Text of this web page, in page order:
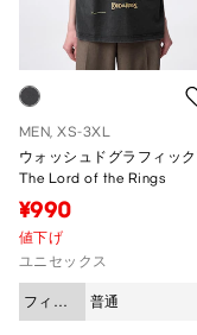
MEN, XS-3XL
ウォッシュドグラフィッ
The Lord of the Rings
¥990
値下げ
ユニセックス
フィッ
ト
普通